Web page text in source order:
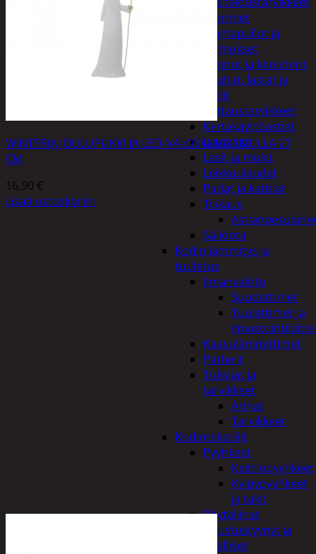
Aterimet
Juomapullot ja
termokset
Kannut ja kanisterit
Kauhat, lastat ja
sudit
Kattaustarvikkeet
Kertakäyttöastiat
Lautaset
Lasit ja mukit
Leikkuulaudat
Padat ja kattilat
Tiskaus
Säilöntä
Kodin lämmitys ja
tuuletus
Ilmanvaihto
Suodattimet
Tuulettimet ja
Kaasulämmittimet
Patterit
Tulisijat ja
tarvikkeet
Arinat
Tarvikkeet
Kodintekstiilit
Pyyhkeet
Keittiöpyyhkeet
Kylpypyyhkeet
ja takit
Pöytäliinat
Sisustustyynyt ja
päälliset
WINTERIA JOULUPUKKI JA LED-VALOSAUVA SIVULLA 27
CM
16,90 €
Lisää ostoskoriin